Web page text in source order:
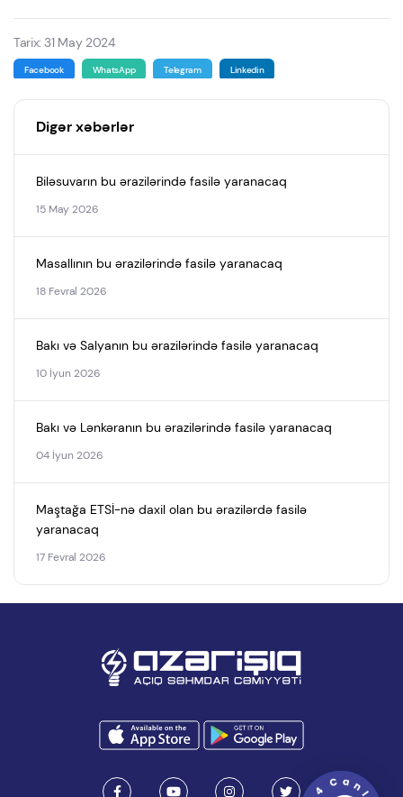
Tarix: 31 May 2024
Facebook WhatsApp Telegram Linkedin
Digər xəbərlər
Biləsuvarın bu ərazilərində fasilə yaranacaq
15 May 2026
Masallının bu ərazilərində fasilə yaranacaq
18 Fevral 2026
Bakı və Salyanın bu ərazilərində fasilə yaranacaq
10 İyun 2026
Bakı və Lənkəranın bu ərazilərində fasilə yaranacaq
04 İyun 2026
Maştağa ETSİ-nə daxil olan bu ərazilərdə fasilə
yaranacaq
17 Fevral 2026